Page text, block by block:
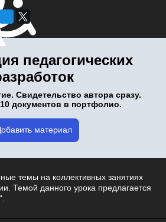
педагогических
Свидетельство автора сразу.
документов в портфолио.
материал
темы на коллективных занятиях
Темой данного урока предлагается